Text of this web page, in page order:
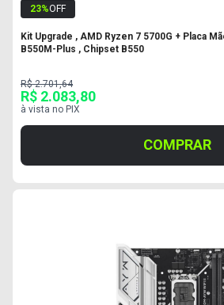
23%OFF
Kit Upgrade , AMD Ryzen 7 5700G + Placa
B550M-Plus , Chipset B550
R$ 2.701,64
R$ 2.083,80
à vista no PIX
COMPRAR